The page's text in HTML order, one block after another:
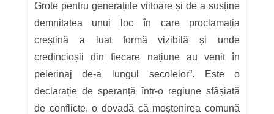
Grote pentru generațiile viitoare și de a susține
demnitatea unui loc în care proclamația
creștină a luat formă vizibilă și unde
credincioșii din fiecare națiune au venit în
pelerinaj de-a lungul secolelor”. Este o
declarație de speranță într-o regiune sfâșiată
de conflicte, o dovadă că moștenirea comună